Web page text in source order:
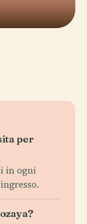
per
in ogni